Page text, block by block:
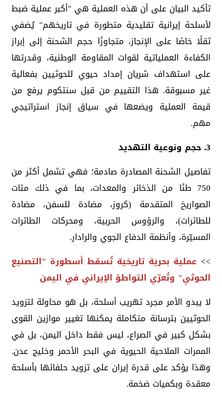
تأكيد البيان على أن هذه العملية هي "أكبر عملية ضبط
لأسلحة إيرانية تقليدية متطورة في تاريخهم" يُضفي
ثقلًا خاصًا على الإنجاز، متجاوزًا حجم الشحنة إلى إبراز
الكفاءة العملياتية لقوات المقاومة الوطنية، وقدرتها
على استهداف شريان إمداد حيوي للحوثيين بفعالية
غير مسبوقة. هذا التقييم من قبل سنتكوم يرفع من
قيمة العملية ويضعها في سياق إنجاز استراتيجي
مهم.
3. حجم ونوعية التهديد
تفاصيل الشحنة المصادرة صادمة؛ فهي تشمل أكثر من
750 طنًا من الذخائر والمعدات، بما في ذلك مئات
الصواريخ المتقدمة (كروز، مضادة للسفن، مضادة
للطائرات)، والرؤوس الحربية، ومحركات الطائرات
المسيّرة، وأنظمة الدفاع الجوي والرادار.
>> عملية بحرية تاريخية تُسقط أسطورة "التصنيع
الحوثي" وتُعرّي التواطؤ الإيراني في اليمن
لا يبدو الأمر مجرد تهريب أسلحة، بل هو محاولة لتزويد
الحوثيين بترسانة متكاملة يمكنها تغيير موازين القوى
بشكل كبير في الصراع، ليس فقط داخل اليمن، بل في
الممرات الملاحية الحيوية في البحر الأحمر وخليج عدن.
وهذا يؤكد على قدرة إيران على تزويد حلفائها بأسلحة
معقدة وبكميات ضخمة.